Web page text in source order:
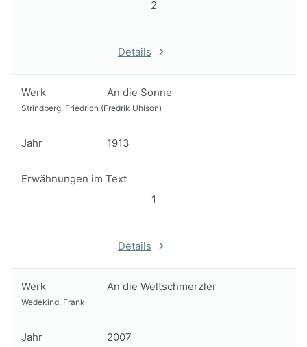
2
Details
Werk An die Sonne
Strindberg, Friedrich (Fredrik Uhlson)
Jahr 1913
Erwähnungen im Text
1
Details
Werk An die Weltschmerzler
Wedekind, Frank
Jahr 2007